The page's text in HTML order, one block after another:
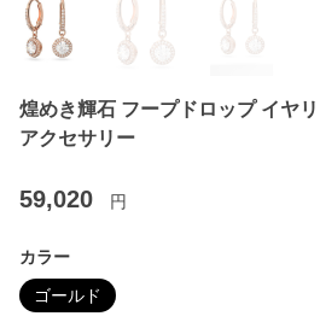
煌めき輝石 フープドロップ イヤ
アクセサリー
59,020 円
カラー
ゴールド